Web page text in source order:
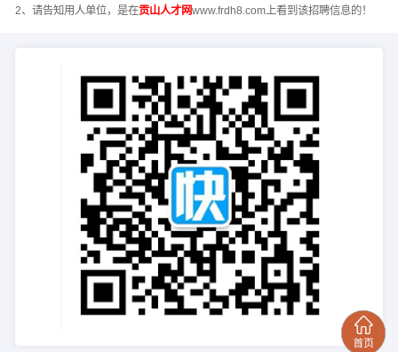
2、请告知用人单位，是在贡山人才网www.frdh8.com上看到该招聘信息的！